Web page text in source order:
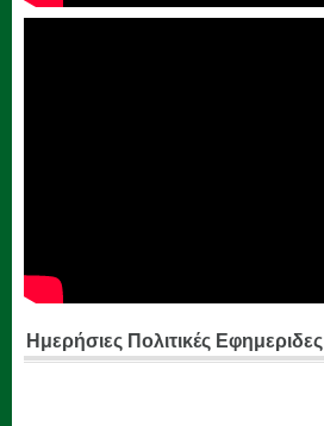
Ημερήσιες Πολιτικές Εφημεριδες